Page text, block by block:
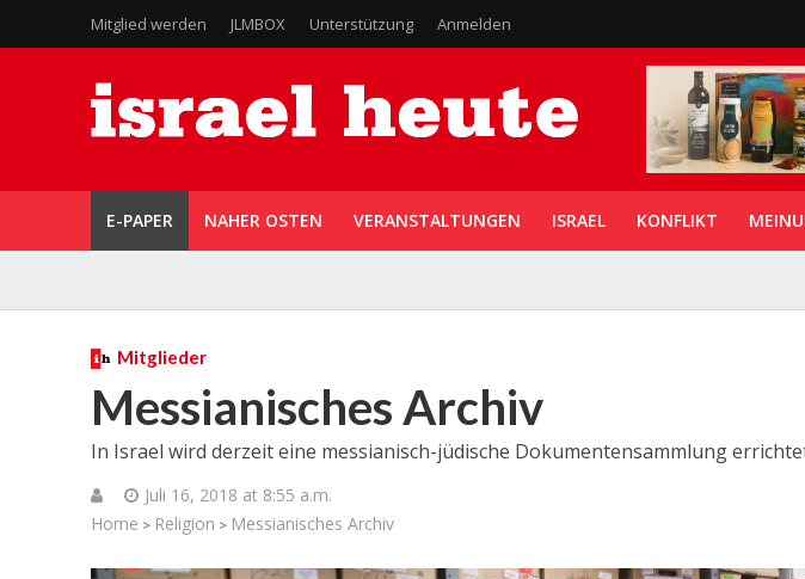
Mitglied werden JLMBOX Unterstützung Anmelden
E-PAPER NAHER OSTEN VERANSTALTUNGEN ISRAEL KONFLIKT
Mitglieder
Messianisches Archiv
In Israel wird derzeit eine messianisch-jüdische Dokumentensammlung
Juli 16, 2018 at 8:55 a.m.
Home > Religion > Messianisches Archiv